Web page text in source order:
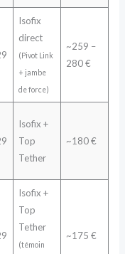
Isofix
direct
(Pivot Link
+ jambe
de force)
~259 –
280 €
Isofix +
Top
Tether
~180 €
Isofix +
Top
Tether
(témoin
~175 €